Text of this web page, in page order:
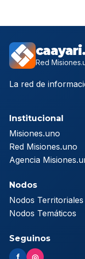
Red
La red de
Institucional
Misiones.uno
Red Misiones.uno
Agencia
Nodos
Nodos Territoriales
Nodos Temáticos
Seguinos
f ◎